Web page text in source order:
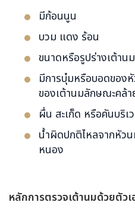
มีก้อนนูน
บวม แดง ร้อน
ขนาดหรือรูปร่างเต้า
มีการบุ๋มหรือบอดของ
ของเต้านมลักษณะคล้า
ผื่น สะเก็ด หรือคันบริ
น้ำผิดปกติไหลจากหัว
หนอง
หลักการตรวจเต้านมด้วยตัวเ